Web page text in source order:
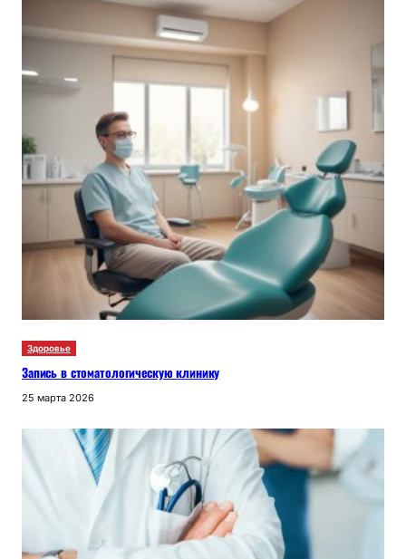
Здоровье
Запись в стоматологическую клинику
25 марта 2026